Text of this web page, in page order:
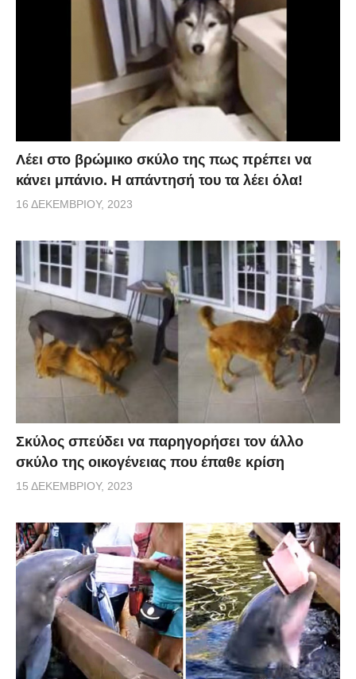
Λέει στο βρώμικο σκύλο της πως πρέπει να
κάνει μπάνιο. Η απάντησή του τα λέει όλα!
16 ΔΕΚΕΜΒΡΊΟΥ, 2023
Σκύλος σπεύδει να παρηγορήσει τον άλλο
σκύλο της οικογένειας που έπαθε κρίση
15 ΔΕΚΕΜΒΡΊΟΥ, 2023